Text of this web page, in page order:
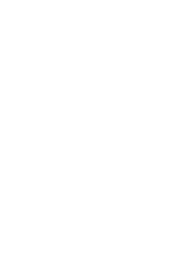
amplio
el
McGilchrist
es
pero
hemisferio
a
que el